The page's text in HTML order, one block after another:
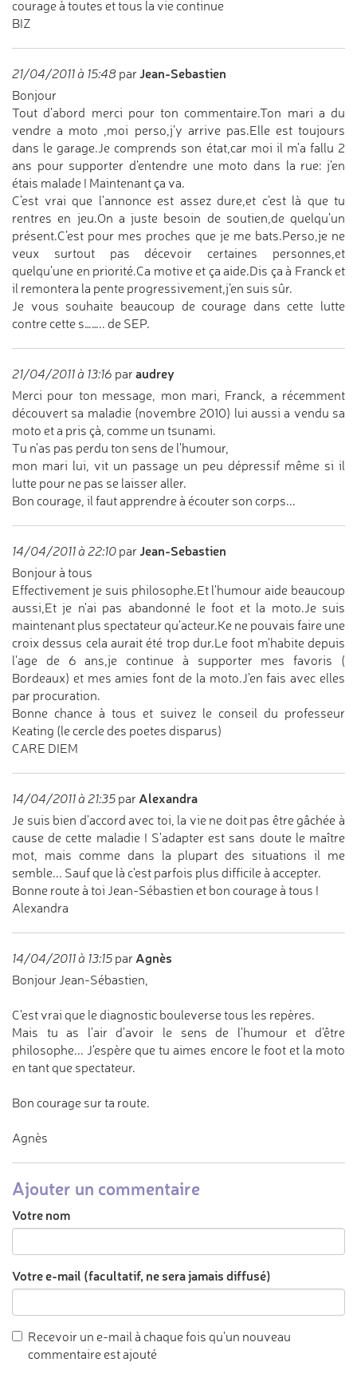
courage à toutes et tous la vie continue
BIZ
21/04/2011 à 15:48 par Jean-Sebastien
Bonjour
Tout d’abord merci pour ton commentaire.Ton mari a du
vendre a moto ,moi perso,j’y arrive pas.Elle est toujours
dans le garage.Je comprends son état,car moi il m’a fallu 2
ans pour supporter d’entendre une moto dans la rue: j’en
étais malade ! Maintenant ça va.
C’est vrai que l’annonce est assez dure,et c’est là que tu
rentres en jeu.On a juste besoin de soutien,de quelqu’un
présent.C’est pour mes proches que je me bats.Perso,je ne
veux surtout pas décevoir certaines personnes,et
quelqu’une en priorité.Ca motive et ça aide.Dis ça à Franck et
il remontera la pente progressivement,j’en suis sûr.
Je vous souhaite beaucoup de courage dans cette lutte
contre cette s…….. de SEP.
21/04/2011 à 13:16 par audrey
Merci pour ton message, mon mari, Franck, a récemment
découvert sa maladie (novembre 2010) lui aussi a vendu sa
moto et a pris çà, comme un tsunami.
Tu n'as pas perdu ton sens de l'humour,
mon mari lui, vit un passage un peu dépressif même si il
lutte pour ne pas se laisser aller.
Bon courage, il faut apprendre à écouter son corps...
14/04/2011 à 22:10 par Jean-Sebastien
Bonjour à tous
Effectivement je suis philosophe.Et l'humour aide beaucoup
aussi,Et je n'ai pas abandonné le foot et la moto.Je suis
maintenant plus spectateur qu'acteur.Ke ne pouvais faire une
croix dessus cela aurait été trop dur.Le foot m'habite depuis
l'age de 6 ans,je continue à supporter mes favoris (
Bordeaux) et mes amies font de la moto.J'en fais avec elles
par procuration.
Bonne chance à tous et suivez le conseil du professeur
Keating (le cercle des poetes disparus)
CARE DIEM
14/04/2011 à 21:35 par Alexandra
Je suis bien d'accord avec toi, la vie ne doit pas être gâchée à
cause de cette maladie ! S'adapter est sans doute le maître
mot, mais comme dans la plupart des situations il me
semble... Sauf que là c'est parfois plus difficile à accepter.
Bonne route à toi Jean-Sébastien et bon courage à tous !
Alexandra
14/04/2011 à 13:15 par Agnès
Bonjour Jean-Sébastien,
C'est vrai que le diagnostic bouleverse tous les repères.
Mais tu as l'air d'avoir le sens de l'humour et d'être
philosophe... J'espère que tu aimes encore le foot et la moto
en tant que spectateur.
Bon courage sur ta route.
Agnès
Ajouter un commentaire
Votre nom
Votre e-mail (facultatif, ne sera jamais diffusé)
Recevoir un e-mail à chaque fois qu'un nouveau
commentaire est ajouté